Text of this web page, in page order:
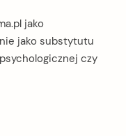
jako
jako substytutu
czy